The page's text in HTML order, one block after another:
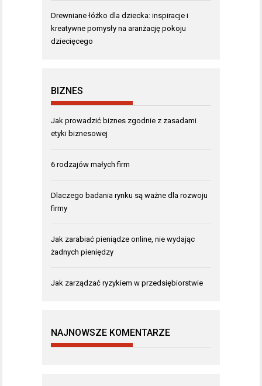
Drewniane łóżko dla dziecka: inspiracje i
kreatywne pomysły na aranżację pokoju
dziecięcego
BIZNES
Jak prowadzić biznes zgodnie z zasadami
etyki biznesowej
6 rodzajów małych firm
Dlaczego badania rynku są ważne dla rozwoju
firmy
Jak zarabiać pieniądze online, nie wydając
żadnych pieniędzy
Jak zarządzać ryzykiem w przedsiębiorstwie
NAJNOWSZE KOMENTARZE